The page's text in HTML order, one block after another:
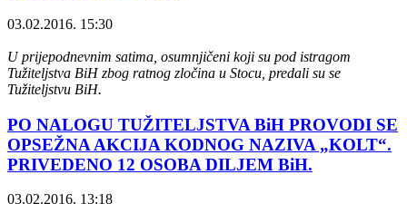
03.02.2016. 15:30
U prijepodnevnim satima, osumnjičeni koji su pod istragom
Tužiteljstva BiH zbog ratnog zločina u Stocu, predali su se
Tužiteljstvu BiH.
PO NALOGU TUŽITELJSTVA BiH PROVODI SE
OPSEŽNA AKCIJA KODNOG NAZIVA „KOLT“.
PRIVEDENO 12 OSOBA DILJEM BiH.
03.02.2016. 13:18